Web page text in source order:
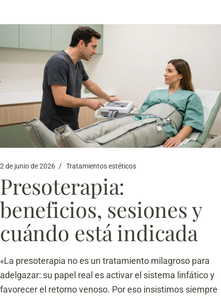
2 de junio de 2026 Tratamientos estéticos
Presoterapia:
beneficios, sesiones y
cuándo está indicada
«La presoterapia no es un tratamiento milagroso para
adelgazar: su papel real es activar el sistema linfático y
favorecer el retorno venoso. Por eso insistimos siempre